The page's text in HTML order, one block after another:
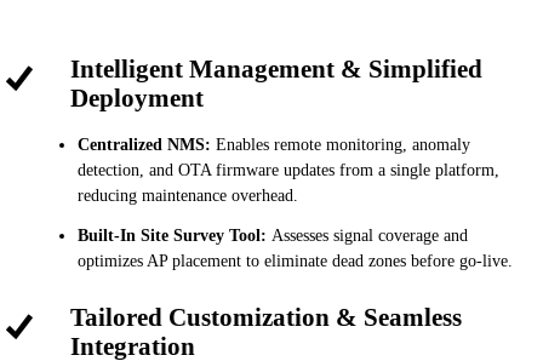
Intelligent Management & Simplified
Deployment
Centralized NMS: Enables remote monitoring, anomaly
detection, and OTA firmware updates from a single platform,
reducing maintenance overhead.
Built-In Site Survey Tool: Assesses signal coverage and
optimizes AP placement to eliminate dead zones before go-live.
Tailored Customization & Seamless
Integration